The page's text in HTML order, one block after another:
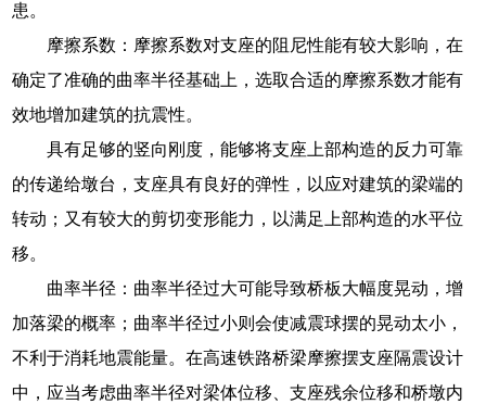
患。
摩擦系数：摩擦系数对支座的阻尼性能有较大影响，在
确定了准确的曲率半径基础上，选取合适的摩擦系数才能有
效地增加建筑的抗震性。
具有足够的竖向刚度，能够将支座上部构造的反力可靠
的传递给墩台，支座具有良好的弹性，以应对建筑的梁端的
转动；又有较大的剪切变形能力，以满足上部构造的水平位
移。
曲率半径：曲率半径过大可能导致桥板大幅度晃动，增
加落梁的概率；曲率半径过小则会使减震球摆的晃动太小，
不利于消耗地震能量。在高速铁路桥梁摩擦摆支座隔震设计
中，应当考虑曲率半径对梁体位移、支座残余位移和桥墩内